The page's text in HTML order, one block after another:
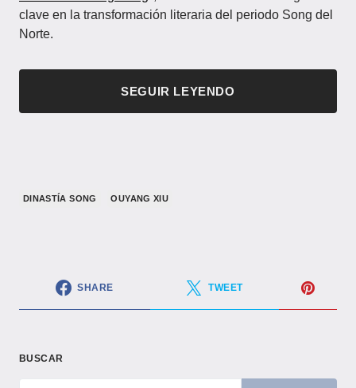
clave en la transformación literaria del periodo Song del
Norte.
SEGUIR LEYENDO
​DINASTÍA SONG​ OUYANG XIU
SHARE TWEET
BUSCAR